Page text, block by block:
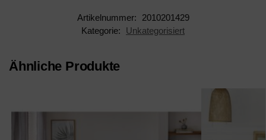
Artikelnummer:
2010201429
Kategorie:
Unkategorisiert
Ähnliche Produkte